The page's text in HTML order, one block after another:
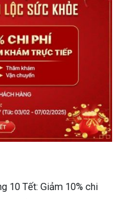
10 Tết: Giảm 10% chi